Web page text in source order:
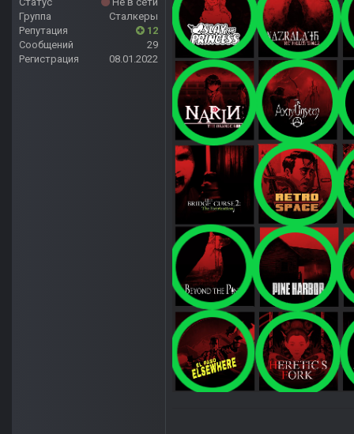
Группа
Сталкеры
Репутация
12
Сообщений
29
Регистрация
08.01.2022